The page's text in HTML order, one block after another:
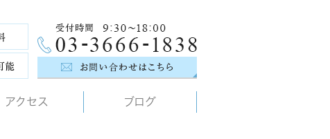
アクセス ブログ